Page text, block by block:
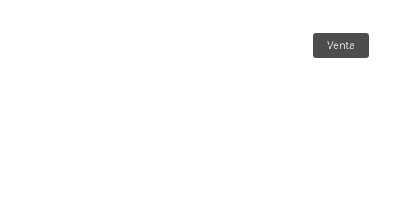
Venta